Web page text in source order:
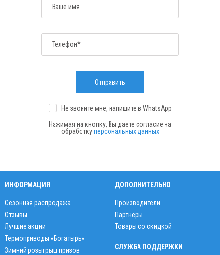
Ваше имя
Телефон*
Отправить
Не звоните мне, напишите в WhatsApp
Нажимая на кнопку, Вы даете согласие на
обработкуперсональных данных
ИНФОРМАЦИЯ
Сезонная распродажа
Отзывы
Лучшие акции
Термоприводы «Богатырь»
Зимний розыгрыш призов
ДОПОЛНИТЕЛЬНО
Производители
Партнёры
Товары со скидкой
СЛУЖБА ПОДДЕРЖКИ